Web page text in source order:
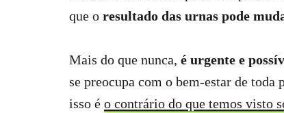
que o resultado das urnas pode
Mais do que nunca, é urgente e
se preocupa com o bem-estar de
isso é o contrário do que temos visto